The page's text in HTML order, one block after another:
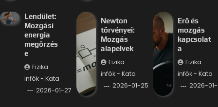
Lendület:
Mozgási
energia
megőrzés
e
Fizika
infók - Kata
2026-01-27
Newton
törvényei:
Mozgás
alapelvek
Fizika
infók - Kata
2026-01-25
Erő és
mozgás
kapcsolat
a
Fizika
infók - Kata
2026-